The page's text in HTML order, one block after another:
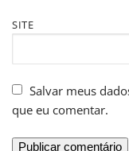
SITE
Salvar meus
que eu comentar.